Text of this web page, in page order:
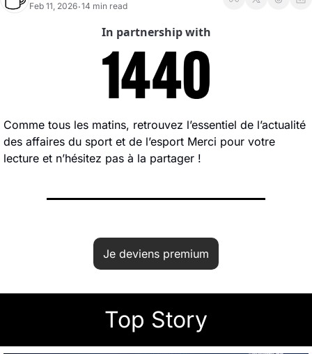
Feb 11, 2026•14 min read
In partnership with
Comme tous les matins, retrouvez l’essentiel de l’actualité
des affaires du sport et de l’esport Merci pour votre
lecture et n’hésitez pas à la partager !
Je deviens premium
Top Story